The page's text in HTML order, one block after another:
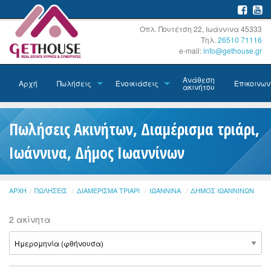
Οπλ. Πουτέτση 22, Ιωάννινα 45333
Τηλ. 26510 71116
e-mail:info@gethouse.gr
Αρχή Πωλήσεις Ενοικιάσεις Ανάθεση
ακινήτου
Πωλήσεις Ακινήτων, Διαμέρισμα τριάρι,
Ιωάννινα, Δήμος Ιωαννίνων
ΑΡΧΉ ΠΩΛΉΣΕΙΣ ΔΙΑΜΈΡΙΣΜΑ ΤΡΙΆΡΙ ΙΩΆΝΝΙΝΑ ΔΉΜΟΣ ΙΩΑΝΝΊΝΩΝ
2 ακίνητα